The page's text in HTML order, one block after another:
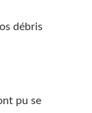
débris
pu se